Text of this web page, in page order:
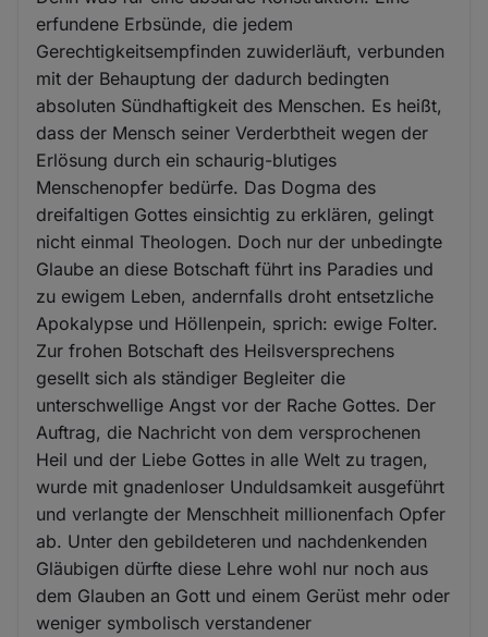
erfundene Erbsünde, die jedem
Gerechtigkeitsempfinden zuwiderläuft, verbunden
mit der Behauptung der dadurch bedingten
absoluten Sündhaftigkeit des Menschen. Es heißt,
dass der Mensch seiner Verderbtheit wegen der
Erlösung durch ein schaurig-blutiges
Menschenopfer bedürfe. Das Dogma des
dreifaltigen Gottes einsichtig zu erklären, gelingt
nicht einmal Theologen. Doch nur der unbedingte
Glaube an diese Botschaft führt ins Paradies und
zu ewigem Leben, andernfalls droht entsetzliche
Apokalypse und Höllenpein, sprich: ewige Folter.
Zur frohen Botschaft des Heilsversprechens
gesellt sich als ständiger Begleiter die
unterschwellige Angst vor der Rache Gottes. Der
Auftrag, die Nachricht von dem versprochenen
Heil und der Liebe Gottes in alle Welt zu tragen,
wurde mit gnadenloser Unduldsamkeit ausgeführt
und verlangte der Menschheit millionenfach Opfer
ab. Unter den gebildeteren und nachdenkenden
Gläubigen dürfte diese Lehre wohl nur noch aus
dem Glauben an Gott und einem Gerüst mehr oder
weniger symbolisch verstandener